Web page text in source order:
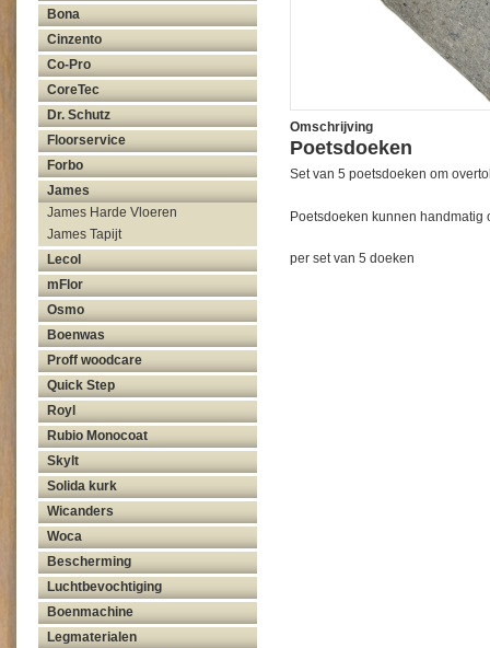
Bona
Cinzento
Co-Pro
CoreTec
Dr. Schutz
Floorservice
Forbo
James
James Harde Vloeren
James Tapijt
Lecol
mFlor
Osmo
Boenwas
Proff woodcare
Quick Step
Royl
Rubio Monocoat
Skylt
Solida kurk
Wicanders
Woca
Bescherming
Luchtbevochtiging
Boenmachine
Legmaterialen
Omschrijving
Poetsdoeken
Set van 5 poetsdoeken om
Poetsdoeken kunnen
per set van 5 doeken